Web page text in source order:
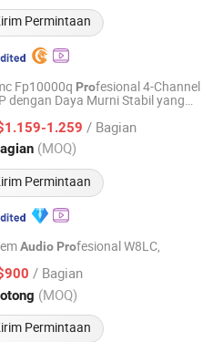
Permintaan
Fp10000q Profesional 4-Channel
dengan Daya Murni Stabil yang
1.259 / Bagian
(MOQ)
Permintaan
Harga mulai 2025
Audio Profesional W8LC,
/ Bagian
(MOQ)
Permintaan
Ltd.
Harga mulai 2020